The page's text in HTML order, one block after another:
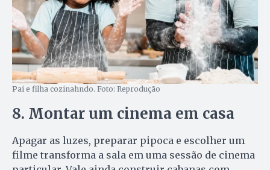
Pai e filha cozinahndo. Foto: Reprodução
8. Montar um cinema em casa
Apagar as luzes, preparar pipoca e escolher um
filme transforma a sala em uma sessão de cinema